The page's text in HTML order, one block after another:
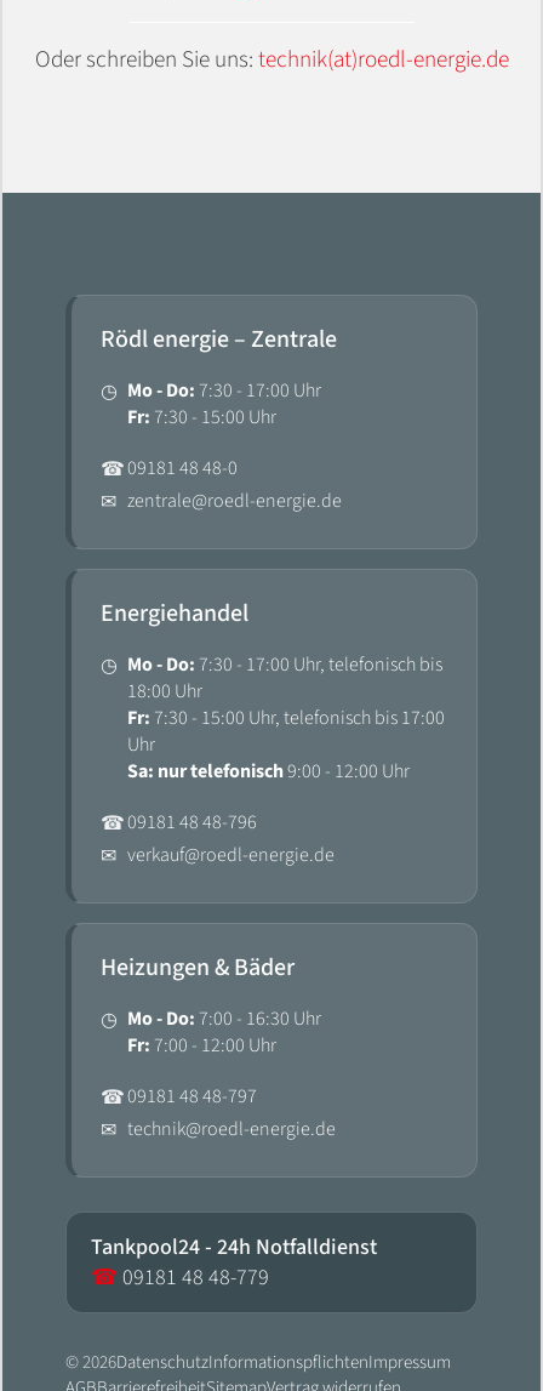
Oder schreiben Sie uns:technik(at)roedl-energie.de
Rödl energie – Zentrale
◷ Mo - Do: 7:30 - 17:00 Uhr
Fr: 7:30 - 15:00 Uhr
☎09181 48 48-0
✉ zentrale@roedl-energie.de
Energiehandel
◷ Mo - Do: 7:30 - 17:00 Uhr, telefonisch bis
18:00 Uhr
Fr: 7:30 - 15:00 Uhr, telefonisch bis 17:00
Uhr
Sa: nur telefonisch9:00 - 12:00 Uhr
☎09181 48 48-796
✉ verkauf@roedl-energie.de
Heizungen & Bäder
◷ Mo - Do: 7:00 - 16:30 Uhr
Fr: 7:00 - 12:00 Uhr
☎09181 48 48-797
✉ technik@roedl-energie.de
Tankpool24 - 24h Notfalldienst
☎ 09181 48 48-779
© 2026DatenschutzInformationspflichtenImpressum